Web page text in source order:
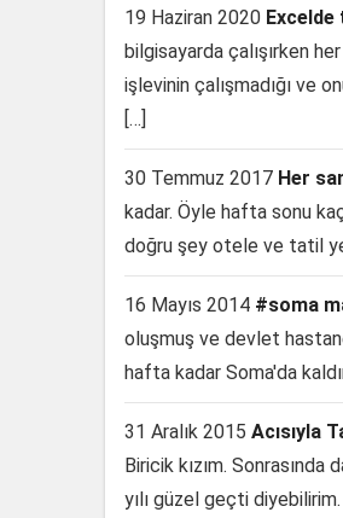
19 Haziran 2020
bilgisayarda çalışırken
işlevinin çalışmadığı ve
[…]
30 Temmuz 2017 Her
kadar. Öyle hafta sonu
doğru şey otele ve tatil
16 Mayıs 2014 #soma
oluşmuş ve devlet
hafta kadar Soma'da
31 Aralık 2015 Acısıyla
Biricik kızım.
yılı güzel geçti